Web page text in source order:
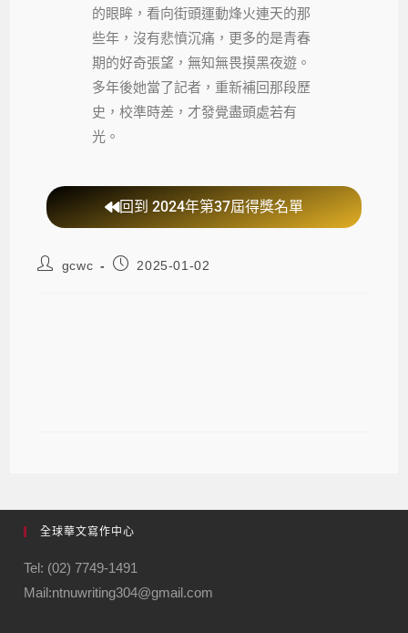
的眼眸，看向街頭運動烽火連天的那
些年，沒有悲憤沉痛，更多的是青春
期的好奇張望，無知無畏摸黑夜遊。
多年後她當了記者，重新補回那段歷
史，校準時差，才發覺盡頭處若有
光。
回到 2024年第37屆得獎名單
gcwc 2025-01-02
全球華文寫作中心
Tel: (02) 7749-1491
Mail:ntnuwriting304@gmail.com